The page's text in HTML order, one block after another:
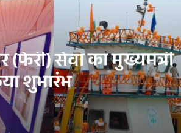
(फेरी) सेवा का मुख्यमंत्री
शुभारंभ